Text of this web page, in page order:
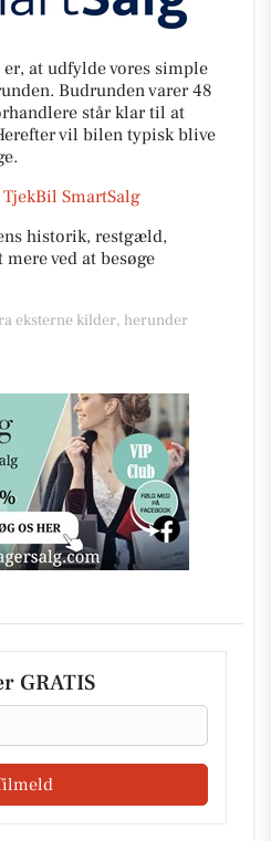
at udfylde vores simple
Budrunden varer 48
står klar til at
vil bilen typisk blive
TjekBil SmartSalg
historik, restgæld,
ved at besøge
eksterne kilder, herunder
GRATIS